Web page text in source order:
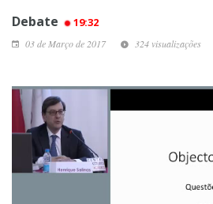
Debate 19:32
03 de Março de 2017 324 visualizações